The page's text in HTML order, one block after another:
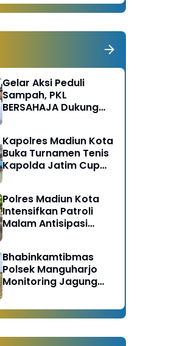
Gelar Aksi Peduli
Sampah, PKL
BERSAHAJA Dukung
Madiun
Kapolres Madiun Kota
Buka Turnamen Tenis
Kapolda Jatim Cup
Polres Madiun Kota
Intensifkan Patroli
Malam Antisipasi
Bhabinkamtibmas
Polsek Manguharjo
Monitoring Jagung
Dukung Swasembada
Pangan 2026